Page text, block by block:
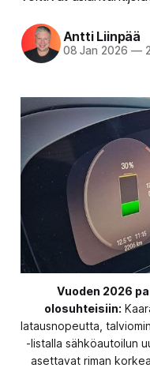
Antti Liinpää
08 Jan 2026 —
Vuoden 2026
olosuhteisiin:
latausnopeutta,
-listalla sähköautoilun
asettavat riman